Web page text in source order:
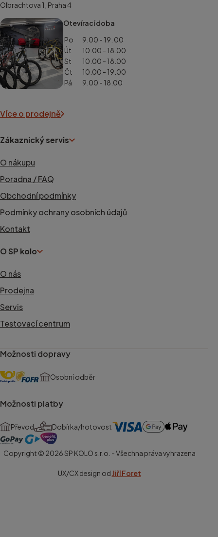
Olbrachtova 1, Praha 4
Otevírací doba
Po
9.00 - 19. 00
Út
10.00 - 18.00
St
10.00 - 18.00
Čt
10.00 - 19.00
Pá
9.00 - 18.00
Více o prodejně
Zákaznický servis
O nákupu
Poradna / FAQ
Obchodní podmínky
Podmínky ochrany osobních údajů
Kontakt
O SP kolo
O nás
Prodejna
Servis
Testovací centrum
Možnosti dopravy
Osobní odběr
Možnosti platby
Převod Dobírka/hotovost
Copyright © 2026 SP KOLO s.r.o. - Všechna práva vyhrazena
UX/CX design od Jiří Foret